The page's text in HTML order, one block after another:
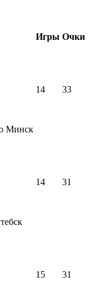
Игры Очки
Минск
14 33
14 31
15 31